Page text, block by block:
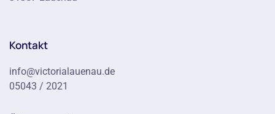
Kontakt
info@victorialauenau.de
05043 / 2021